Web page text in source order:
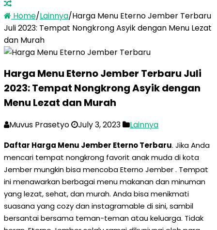
Home/Lainnya/Harga Menu Eterno Jember Terbaru
Juli 2023: Tempat Nongkrong Asyik dengan Menu Lezat
dan Murah
Harga Menu Eterno Jember Terbaru Juli
2023: Tempat Nongkrong Asyik dengan
Menu Lezat dan Murah
Muvus Prasetyo July 3, 2023 Lainnya
Daftar Harga Menu Jember Eterno Terbaru. Jika Anda
mencari tempat nongkrong favorit anak muda di kota
Jember mungkin bisa mencoba Eterno Jember . Tempat
ini menawarkan berbagai menu makanan dan minuman
yang lezat, sehat, dan murah. Anda bisa menikmati
suasana yang cozy dan instagramable di sini, sambil
bersantai bersama teman-teman atau keluarga. Tidak